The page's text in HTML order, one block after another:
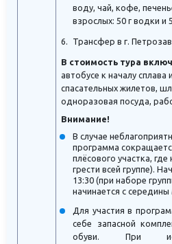
воду, чай, кофе,
взрослых: 50 г водки и
Трансфер в г.
В стоимость тура
автобусе к началу
спасательных жилетов,
одноразовая посуда,
Внимание!
В случае
программа
плёсового участка,
грести всей группе).
13:30 (при наборе
начинается с середины
Для участия в
себе запасной
обуви. При